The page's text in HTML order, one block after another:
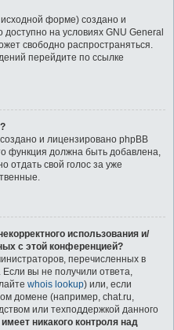
форме) создано и
доступно на условиях GNU General
свободно распространяться.
перейдите по ссылке
и лицензировано phpBB
функция должна быть добавлена,
отдать свой голос за уже
использования и/
с этой конференцией?
перечисленных в
вы не получили ответа,
whois lookup) или, если
домене (например, chat.ru,
или техподдержкой данного
никакого контроля над